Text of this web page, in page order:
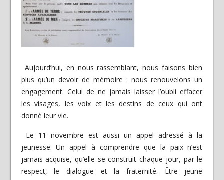
Aujourd’hui, en nous rassemblant, nous faisons bien
plus qu’un devoir de mémoire : nous renouvelons un
engagement. Celui de ne jamais laisser l’oubli effacer
les visages, les voix et les destins de ceux qui ont
donné leur vie.
Le 11 novembre est aussi un appel adressé à la
jeunesse. Un appel à comprendre que la paix n’est
jamais acquise, qu’elle se construit chaque jour, par le
respect, le dialogue et la fraternité. Être jeune